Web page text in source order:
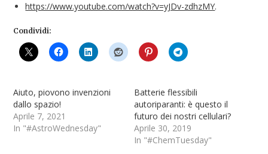
https://www.youtube.com/watch?v=yJDv-zdhzMY.
Condividi:
Aiuto, piovono invenzioni
dallo spazio!
Aprile 7, 2021
In "#AstroWednesday"
Batterie flessibili
autoriparanti: è questo il
futuro dei nostri cellulari?
Aprile 30, 2019
In "#ChemTuesday"